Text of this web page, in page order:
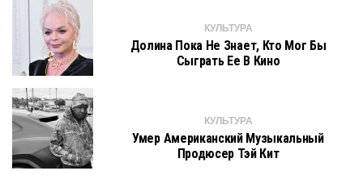
КУЛЬТУРА
Долина Пока Не Знает, Кто Мог Бы
Сыграть Ее В Кино
КУЛЬТУРА
Умер Американский Музыкальный
Продюсер Тэй Кит